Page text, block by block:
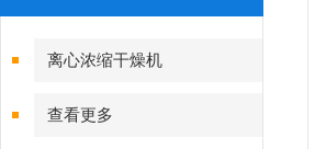
离心浓缩干燥机
查看更多